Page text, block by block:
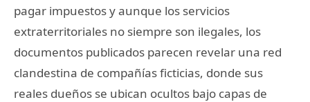
pagar impuestos y aunque los servicios
extraterritoriales no siempre son ilegales, los
documentos publicados parecen revelar una red
clandestina de compañías ficticias, donde sus
reales dueños se ubican ocultos bajo capas de